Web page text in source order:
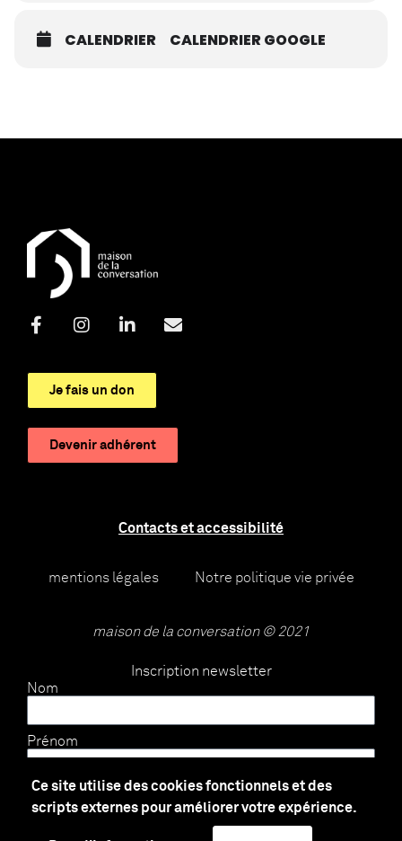
Ce site utilise des cookies fonctionnels et des
scripts externes pour améliorer votre expérience.
CALENDRIER CALENDRIER GOOGLE
Je fais un don
Devenir adhérent
Contacts et accessibilité
mentions légales Notre politique vie privée
maison de la conversation © 2021
Inscription newsletter
Nom
Prénom
E-mail